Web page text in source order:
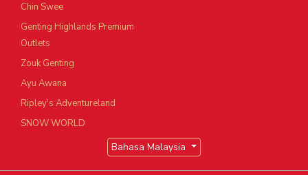
Chin Swee
Genting Highlands Premium
Outlets
Zouk Genting
Ayu Awana
Ripley's Adventureland
SNOW WORLD
Bahasa Malaysia